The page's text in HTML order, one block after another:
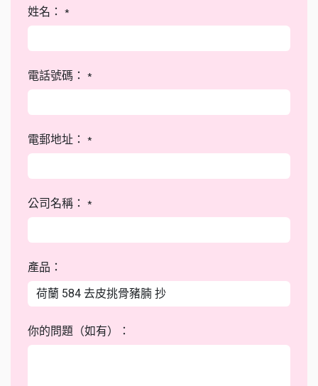
姓名： *
電話號碼： *
電郵地址： *
公司名稱： *
產品：
你的問題（如有）：